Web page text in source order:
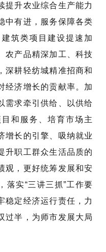
提升农业综合生产能力
中有进，服务保障各类
筑类项目建设提速加
农产品精深加工、科技
深耕轻纺城精准招商和
经济增长的贡献率。加
需求牵引供给、以供给
和服务、培育市场主
增长的引擎、吸纳就业
升职工群众生活品质的
观，更好统筹发展和安
落实“三讲三抓”工作要
稳定经济运行责任，力
过半，为师市发展大局